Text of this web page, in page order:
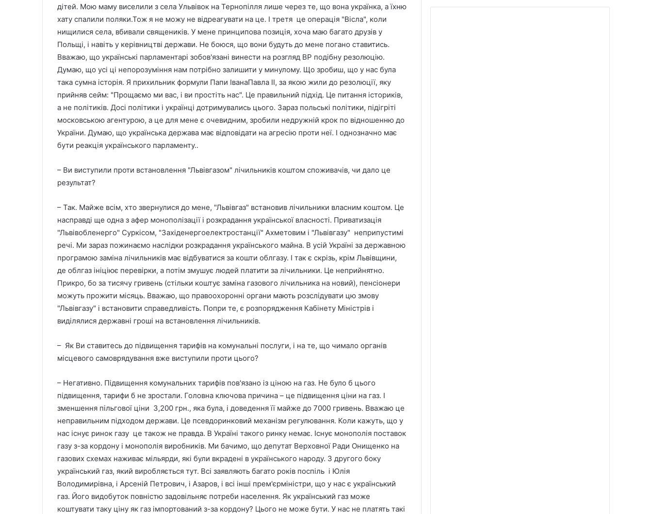
дітей. Мою маму виселили з села Ульвівок на Тернопілля лише через те, що вона українка, а їхню
хату спалили поляки.Тож я не можу не відреагувати на це. І третя це операція "Вісла", коли
нищилися села, вбивали священиків. У мене принципова позиція, хоча маю багато друзів у
Польщі, і навіть у керівництві держави. Не боюся, що вони будуть до мене погано ставитись.
Вважаю, що українські парламентарі зобов'язані винести на розгляд ВР подібну резолюцію.
Думаю, що усі ці непорозуміння нам потрібно залишити у минулому. Що зробиш, що у нас була
така сумна історія. Я прихильник формули Папи ІванаПавла ІІ, за якою жили до резолюції, яку
прийняв сейм: "Прощаємо ми вас, і ви простіть нас". Це правильний підхід. Це питання істориків,
а не політиків. Досі політики і українці дотримувались цього. Зараз польські політики, підігріті
московською агентурою, а це для мене є очевидним, зробили недружній крок по відношенню до
України. Думаю, що українська держава має відповідати на агресію проти неї. І однозначно має
бути реакція українського парламенту..
– Ви виступили проти встановлення "Львівгазом" лічильників коштом споживачів, чи дало це
результат?
– Так. Майже всім, хто звернулися до мене, "Львівгаз" встановив лічильники власним коштом. Це
насправді ще одна з афер монополізації і розкрадання української власності. Приватизація
"Львівобленерго" Суркісом, "Західенергоелектростанції" Ахметовим і "Львівгазу" неприпустимі
речі. Ми зараз пожинаємо наслідки розкрадання українського майна. В усій Україні за державною
програмою заміна лічильників має відбуватися за кошти облгазу. І так є скрізь, крім Львівщини,
де облгаз ініціює перевірки, а потім змушує людей платити за лічильники. Це неприйнятно.
Прикро, бо за тисячу гривень (стільки коштує заміна газового лічильника на новий), пенсіонери
можуть прожити місяць. Вважаю, що правоохоронні органи мають розслідувати цю змову
"Львівгазу" і встановити справедливість. Попри те, є розпорядження Кабінету Міністрів і
виділялися державні гроші на встановлення лічильників.
– Як Ви ставитесь до підвищення тарифів на комунальні послуги, і на те, що чимало органів
місцевого самоврядування вже виступили проти цього?
– Негативно. Підвищення комунальних тарифів пов'язано із ціною на газ. Не було б цього
підвищення, тарифи б не зростали. Головна ключова причина – це підвищення ціни на газ. І
зменшення пільгової ціни 3,200 грн., яка була, і доведення її майже до 7000 гривень. Вважаю це
неправильним підходом держави. Це псевдоринковий механізм регулювання. Коли кажуть, що у
нас існує ринок газу це також не правда. В Україні такого ринку немає. Існує монополія поставок
газу з-за кордону і монополія виробників. Ми бачимо, що депутат Верховної Ради Онищенко на
газових схемах наживає мільярди, які були вкрадені в українського народу. З другого боку
український газ, який виробляється тут. Всі заявляють багато років поспіль і Юлія
Володимирівна, і Арсеній Петрович, і Азаров, і всі інші прем'єрміністри, що у нас є український
газ. Його видобуток повністю задовільняє потреби населення. Як український газ може
коштувати таку ціну як газ імпортований з-за кордону? Цього не може бути. У нас не платять такі